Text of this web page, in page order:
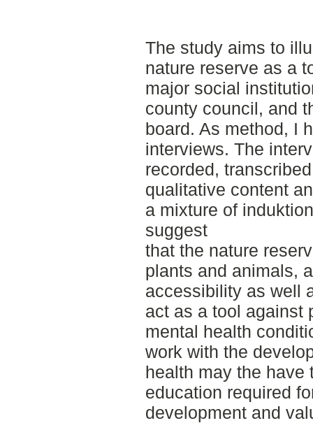
The study aims to
nature reserve as a
major social
county council, and
board. As method, I
interviews. The
recorded,
qualitative content
a mixture of
suggest
that the nature
plants and animals,
accessibility as well
act as a tool against
mental health
work with the
health may the have
education required
development and